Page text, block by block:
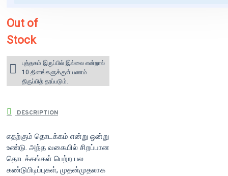
Out of
Stock
புத்தகம் இருப்பில் இல்லை என்றால்
10 தினங்களுக்குள் பணம்
திருப்பித் தரப்படும்.
DESCRIPTION
எதற்கும் தொடக்கம் என்று ஒன்று
உண்டு. அந்த வகையில் சிறப்பான
தொடக்கங்கள் பெற்ற பல
கண்டுபிடிப்புகள், முதன்முதலாக